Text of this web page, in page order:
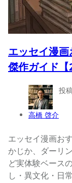
エッセイ漫
傑作ガイド【
高橋 啓介
投
エッセイ漫画お
かじか、ダーリ
ど実体験ベース
し・異文化・日